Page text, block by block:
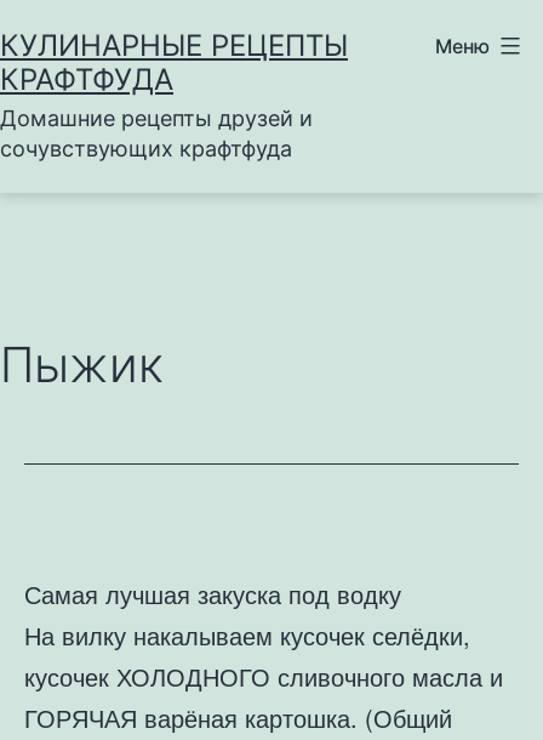
к
содержимому
КУЛИНАРНЫЕ РЕЦЕПТЫ
КРАФТФУДА
Домашние рецепты друзей и
сочувствующих крафтфуда
Меню
Пыжик
Самая лучшая закуска под водку
На вилку накалываем кусочек селёдки,
кусочек ХОЛОДНОГО сливочного масла и
ГОРЯЧАЯ варёная картошка. (Общий